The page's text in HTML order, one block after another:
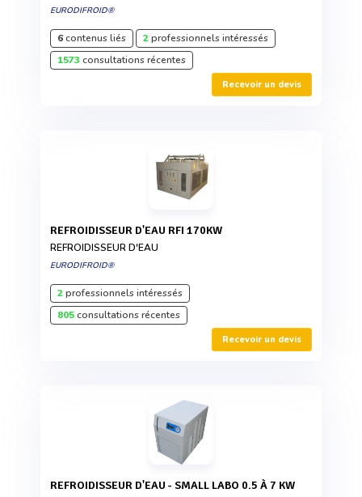
EURODIFROID®
6contenus liés 2professionnels intéressés
1573 consultations récentes
Recevoir un devis
REFROIDISSEUR D'EAU RFI 170KW
REFROIDISSEUR D'EAU
EURODIFROID®
2professionnels intéressés
805consultations récentes
Recevoir un devis
REFROIDISSEUR D'EAU - SMALL LABO 0.5 À 7 KW